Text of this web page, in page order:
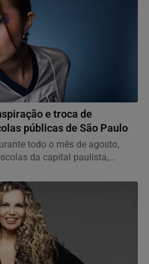
e troca de
públicas de São Paulo
todo o mês de agosto,
da capital paulista,...